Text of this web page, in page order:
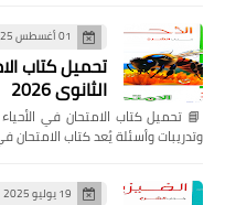
01 أغسطس 2025
تحميل كتاب
الثانوي 2026
وتدريبات وأسئلة يُعد كتاب الامتحان
19 يوليو 2025